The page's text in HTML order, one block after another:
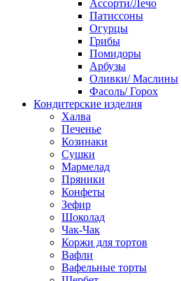
Ассорти/Лечо
Патиссоны
Огурцы
Грибы
Помидоры
Арбузы
Оливки/ Маслины
Фасоль/ Горох
Кондитерские изделия
Халва
Печенье
Козинаки
Сушки
Мармелад
Пряники
Конфеты
Зефир
Шоколад
Чак-Чак
Коржи для тортов
Вафли
Вафельные торты